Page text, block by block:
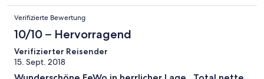
Verifizierte Bewertung
10/10 – Hervorragend
Verifizierter Reisender
15. Sept. 2018